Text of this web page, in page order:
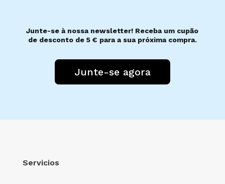
Junte-se à nossa newsletter! Receba um cupão
de desconto de 5 € para a sua próxima compra.
Junte-se agora
Servicios